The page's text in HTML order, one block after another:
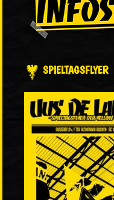
SPIELTAGSFLYER